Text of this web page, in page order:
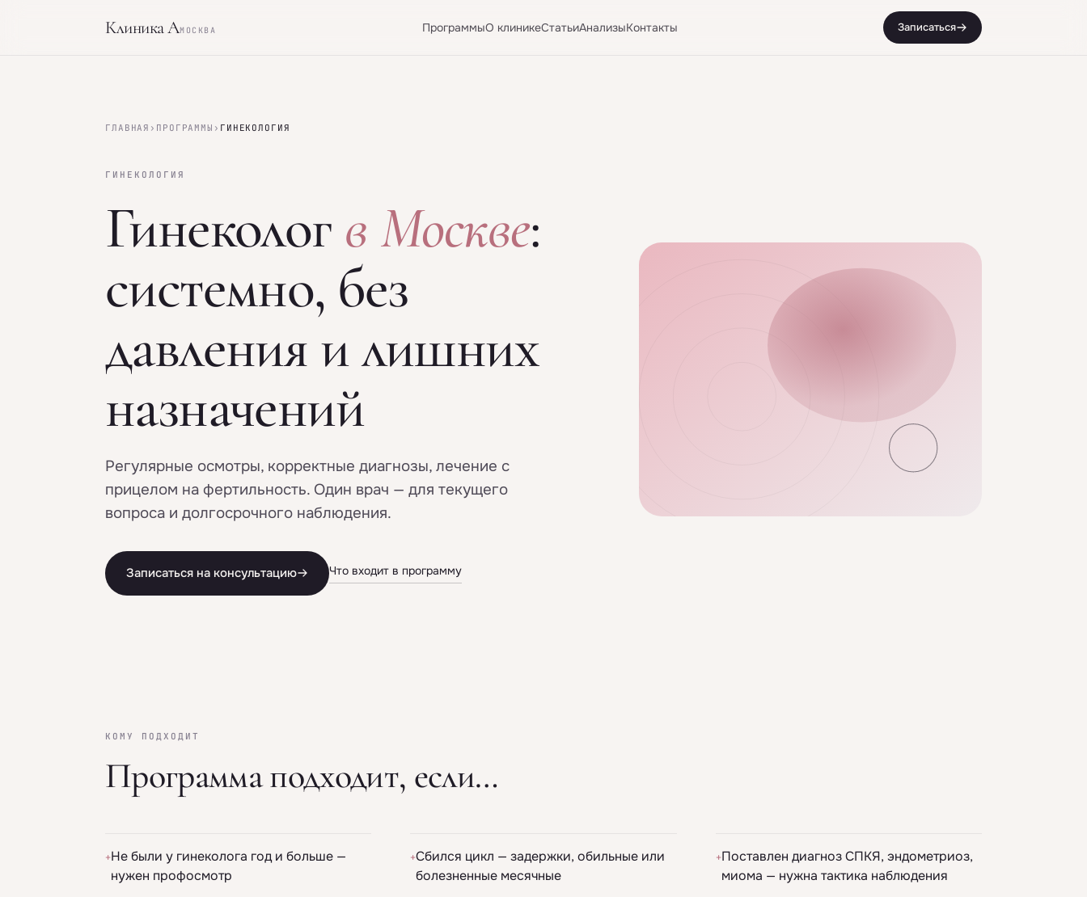
Клиника АМОСКВА ПрограммыО клиникеСтатьиАнализыКонтакты Записаться
ГЛАВНАЯ › ПРОГРАММЫ › ГИНЕКОЛОГИЯ
ГИНЕКОЛОГИЯ
Гинеколог в Москве:
системно, без
давления и лишних
назначений
Регулярные осмотры, корректные диагнозы, лечение с
прицелом на фертильность. Один врач — для текущего
вопроса и долгосрочного наблюдения.
Записаться на консультацию Что входит в программу
КОМУ ПОДХОДИТ
Программа подходит, если…
+Не были у гинеколога год и больше —
нужен профосмотр
+Сбился цикл — задержки, обильные или
болезненные месячные
+Поставлен диагноз СПКЯ, эндометриоз,
миома — нужна тактика наблюдения